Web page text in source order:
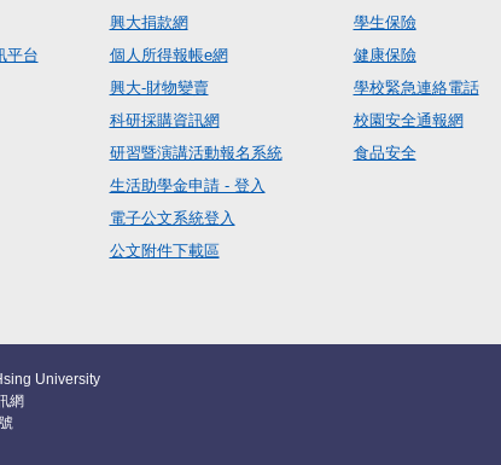
平台
興大捐款網
個人所得報帳e網
興大-財物變賣
科研採購資訊網
研習暨演講活動報名系統
生活助學金申請 - 登入
電子公文系統登入
公文附件下載區
學生保險
健康保險
學校緊急連絡電話
校園安全通報網
食品安全
University
網